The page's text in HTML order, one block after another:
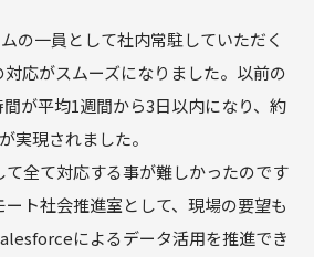
の一員として社内常駐していただく
応がスムーズになりました。以前の
が平均1週間から3日以内になり、約
実現されました。
全て対応する事が難しかったのです
ト社会推進室として、現場の要望も
によるデータ活用を推進でき